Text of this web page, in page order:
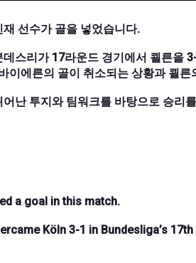
선수가 골을 넣었습니다.
스리가 17라운드 경기에서 쾰른을
이에른의 골이 취소되는 상황과 쾰
난 투지와 팀워크를 바탕으로 승리
a goal in this match.
Köln 3-1 in Bundesliga’s